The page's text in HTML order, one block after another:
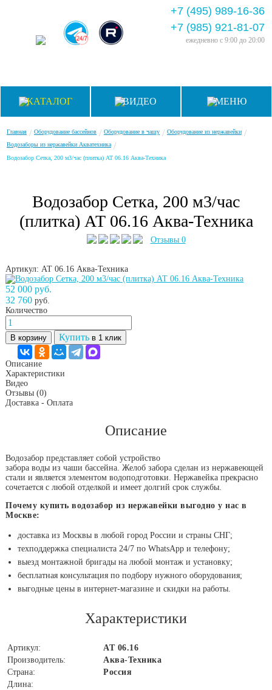
+7 (495) 989-16-36
+7 (985) 921-81-07
ежедневно с 9:00 до 20:00
КАТАЛОГ ВИДЕО МЕНЮ
Главная / Оборудование бассейнов / Оборудование в чашу / Оборудование из нержавейки /
Водозаборы из нержавейки Акватехника /
Водозабор Сетка, 200 м3/час (плитка) АТ 06.16 Аква-Техника
Водозабор Сетка, 200 м3/час
(плитка) АТ 06.16 Аква-Техника
Отзывы 0
Артикул: АТ 06.16 Аква-Техника
52 000 руб.
32 760 руб.
Количество
В корзину Купить в 1 клик
Описание
Характеристики
Видео
Отзывы (0)
Доставка - Оплата
Описание
Водозабор представляет собой устройство
забора воды из чаши бассейна. Желоб забора сделан из нержавеющей
стали и является элементом водоподготовки. Нержавейка прекрасно
сочетается с любой отделкой и имеет долгий срок службы.
Почему купить водозабор из нержавейки выгодно у нас в
Москве:
доставка из Москвы в любой город России и страны СНГ;
техподдержка специалиста 24/7 по WhatsApp и телефону;
выезд монтажной бригады на любой монтаж и установку;
бесплатная консультация по подбору нужного оборудования;
выгодные цены в интернет-магазине и скидки на работы.
Характеристики
Артикул:
АТ 06.16
Производитель:
Аква-Техника
Страна:
Россия
Длина: